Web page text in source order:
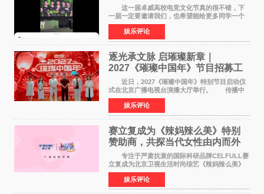
这一届卓威高校电竞文化节真的很不错，下
一届一定要邀请我们，也希望能给更多同学一个
来到现场的机会。 2026卓威高校电竞文化节
已经落下帷幕，在活动结束后，仍有不少高校电
竞社负责人和现
娱乐评论
逐光承文脉 启璀璨新章｜
2027《璀璨中国年》节目招募工
作圆满启动
近日，2027《璀璨中国年》特别节目启动仪
式在北京广播电视台演播大厅举行。 传播中
华优秀传统文化，弘扬纯正国风艺术，打造高规
格、高质感、正能量的文艺盛典，是璀璨中国年
矢志不渝的初心
娱乐评论
赛立复成为《辣妈辣么美》特别
赞助商，共探当代女性由内而外
活力美
专注于严肃抗衰的国际科研品牌CELFULL赛
立复成为北京卫视生活时尚综艺《辣妈辣么美》
的特别赞助商,明星辣妈袁咏仪倾情参与，向广大
都市女性传递健康生活新主张，寄语当代女性在
家庭与自我之间
娱乐评论